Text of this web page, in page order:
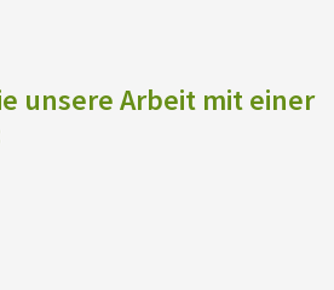
unsere Arbeit mit einer